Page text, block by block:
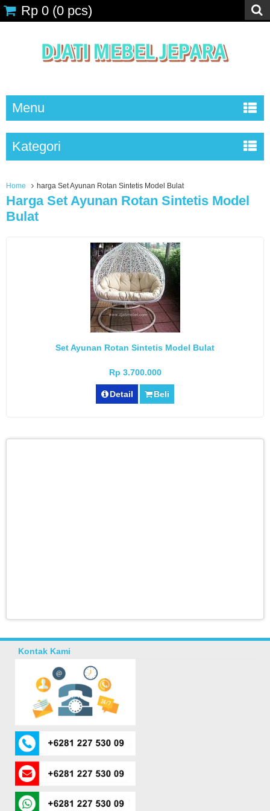
Rp 0 (0 pcs)
Menu
Kategori
Home harga Set Ayunan Rotan Sintetis Model Bulat
Harga Set Ayunan Rotan Sintetis Model
Bulat
Set Ayunan Rotan Sintetis Model Bulat
Rp 3.700.000
Detail Beli
Kontak Kami